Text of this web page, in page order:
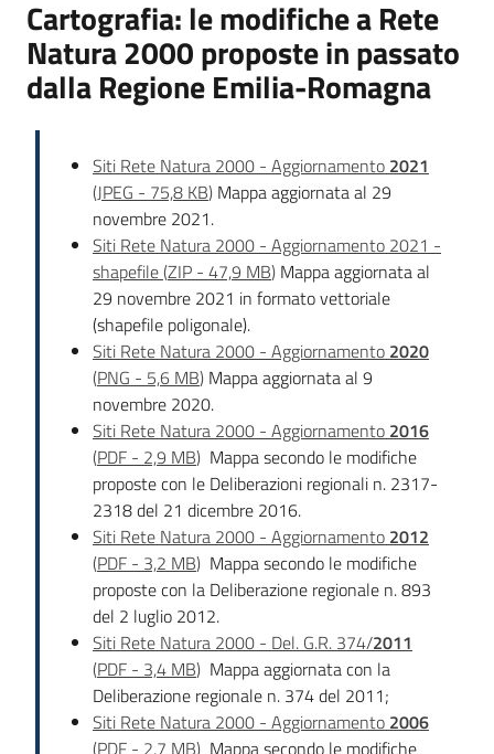
Cartografia: le modifiche a Rete
Natura 2000 proposte in passato
dalla Regione Emilia-Romagna
Siti Rete Natura 2000 - Aggiornamento 2021
(JPEG - 75,8 KB) Mappa aggiornata al 29
novembre 2021.
Siti Rete Natura 2000 - Aggiornamento 2021 -
shapefile(ZIP - 47,9 MB) Mappa aggiornata al
29 novembre 2021 in formato vettoriale
(shapefile poligonale).
Siti Rete Natura 2000 - Aggiornamento 2020
(PNG - 5,6 MB) Mappa aggiornata al 9
novembre 2020.
Siti Rete Natura 2000 - Aggiornamento 2016
(PDF - 2,9 MB) Mappa secondo le modifiche
proposte con le Deliberazioni regionali n. 2317-
2318 del 21 dicembre 2016.
Siti Rete Natura 2000 - Aggiornamento 2012
(PDF - 3,2 MB) Mappa secondo le modifiche
proposte con la Deliberazione regionale n. 893
del 2 luglio 2012.
Siti Rete Natura 2000 - Del. G.R. 374/2011
(PDF - 3,4 MB) Mappa aggiornata con la
Deliberazione regionale n. 374 del 2011;
Siti Rete Natura 2000 - Aggiornamento 2006
(PDF - 2,7 MB) Mappa secondo le modifiche